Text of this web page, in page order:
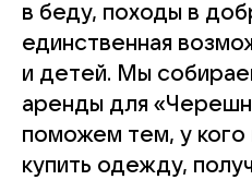
в беду, походы в
единственная
и детей. Мы
аренды для
поможем тем, у
купить одежду,